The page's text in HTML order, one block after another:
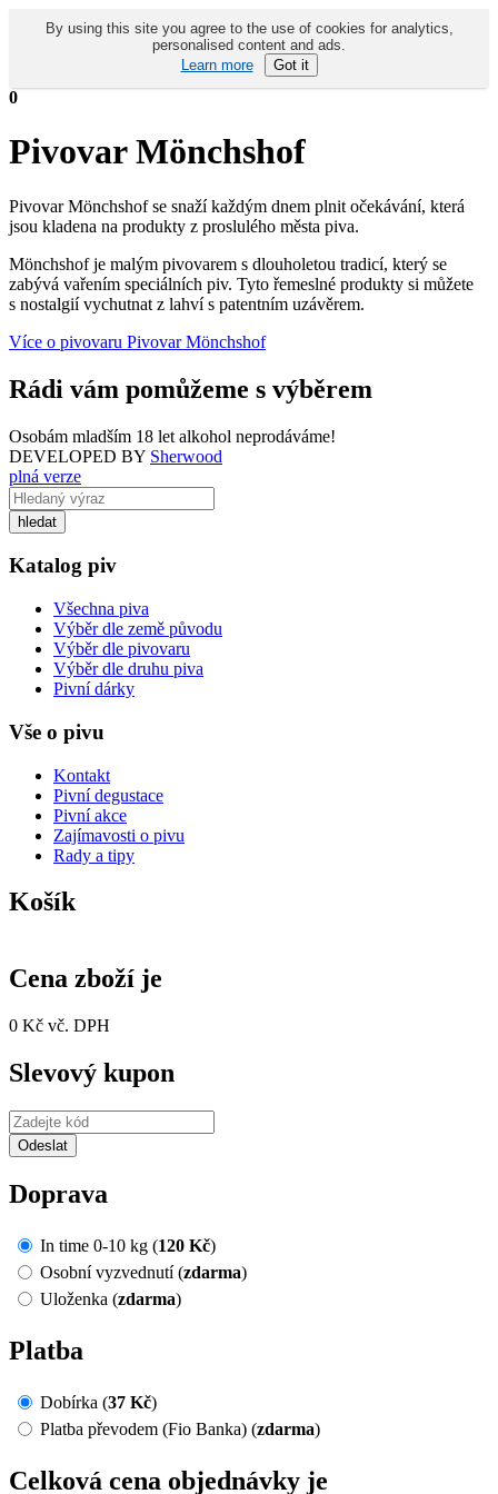
By using this site you agree to the use of cookies for analytics,
personalised content and ads.
Learn more
Got it
0
Pivovar Mönchshof
Pivovar Mönchshof se snaží každým dnem plnit očekávání, která
jsou kladena na produkty z proslulého města piva.
Mönchshof je malým pivovarem s dlouholetou tradicí, který se
zabývá vařením speciálních piv. Tyto řemeslné produkty si můžete
s nostalgií vychutnat z lahví s patentním uzávěrem.
Více o pivovaru Pivovar Mönchshof
Rádi vám pomůžeme s výběrem
Osobám mladším 18 let alkohol neprodáváme!
DEVELOPED BY Sherwood
plná verze
Katalog piv
Všechna piva
Výběr dle země původu
Výběr dle pivovaru
Výběr dle druhu piva
Pivní dárky
Vše o pivu
Kontakt
Pivní degustace
Pivní akce
Zajímavosti o pivu
Rady a tipy
Košík
Cena zboží je
0 Kč vč. DPH
Slevový kupon
Doprava
In time 0-10 kg (120 Kč)
Osobní vyzvednutí (zdarma)
Uloženka (zdarma)
Platba
Dobírka (37 Kč)
Platba převodem (Fio Banka) (zdarma)
Celková cena objednávky je